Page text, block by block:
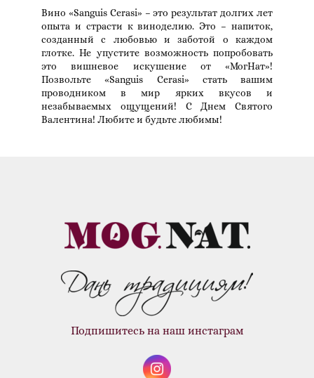
Вино «Sanguis Cerasi» – это результат долгих лет
опыта и страсти к виноделию. Это – напиток,
созданный с любовью и заботой о каждом
глотке. Не упустите возможность попробовать
это вишневое искушение от «МогНат»!
Позвольте «Sanguis Cerasi» стать вашим
проводником в мир ярких вкусов и
незабываемых ощущений! С Днем Святого
Валентина! Любите и будьте любимы!
Подпишитесь на наш инстаграм